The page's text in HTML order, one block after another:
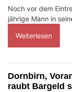
Noch vor dem
jährige Mann in
Weiterlesen
Dornbirn,
raubt Bargeld